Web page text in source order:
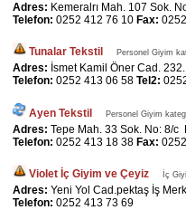
Adres: Kemeralrı Mah. 107 Sok.
Telefon: 0252 412 76 10 Fax:
Tunalar Tekstil Personel Giyim
Adres: İsmet Kamil Öner Cad.
Telefon: 0252 413 06 58 Tel2:
Ayen Tekstil Personel Giyim
Adres: Tepe Mah. 33 Sok. No: 8/c
Telefon: 0252 413 18 38 Fax:
Violet İç Giyim ve Çeyiz İç
Adres: Yeni Yol Cad.pektaş İş
Telefon: 0252 413 73 69